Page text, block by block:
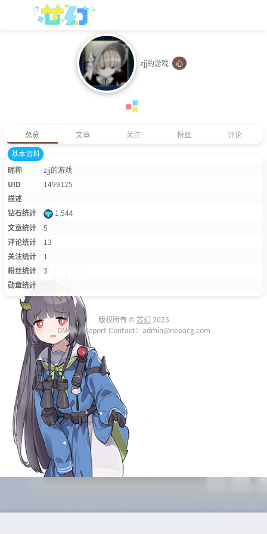
zjj的游戏 心
总览 文章 关注 粉丝
评论
基本资料
昵称
zjj的游戏
UID
1499125
描述
钻石统计
1,544
文章统计
5
评论统计
13
关注统计
1
粉丝统计
3
勋章统计
版权所有 © 芯幻 2025
DMCA / Report Contact：admin@neoacg.com